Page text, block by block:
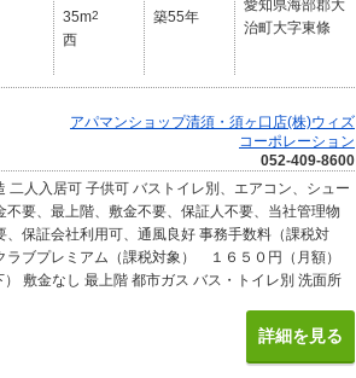
35m2
西
築55年
愛知県海部郡大
治町大字東條
アパマンショップ清須・須ヶ口店(株)ウィズ
コーポレーション
052-409-8600
二人入居可 子供可 バストイレ別、エアコン、シュー
要、最上階、敷金不要、保証人不要、当社管理物
保証会社利用可、通風良好 事務手数料（課税対
ブプレミアム（課税対象） １６５０円（月額）
敷金なし 最上階 都市ガス バス・トイレ別 洗面所
詳細を見る